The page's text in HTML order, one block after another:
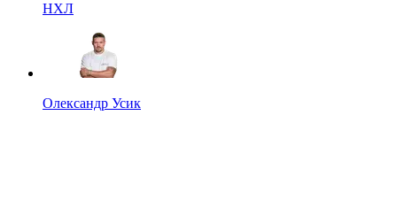
НХЛ
Олександр Усик